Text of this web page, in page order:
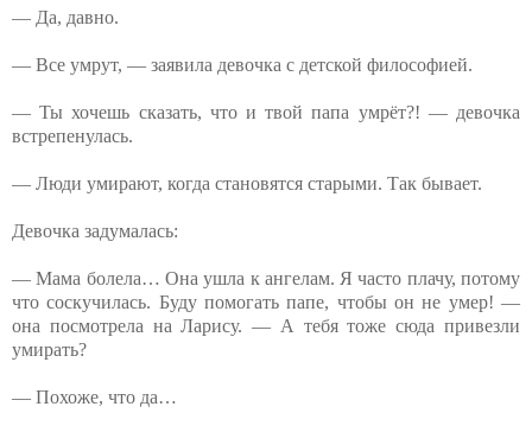
— Да, давно.
— Все умрут, — заявила девочка с детской философией.
— Ты хочешь сказать, что и твой папа умрёт?! — девочка
встрепенулась.
— Люди умирают, когда становятся старыми. Так бывает.
Девочка задумалась:
— Мама болела… Она ушла к ангелам. Я часто плачу, потому
что соскучилась. Буду помогать папе, чтобы он не умер! —
она посмотрела на Ларису. — А тебя тоже сюда привезли
умирать?
— Похоже, что да…